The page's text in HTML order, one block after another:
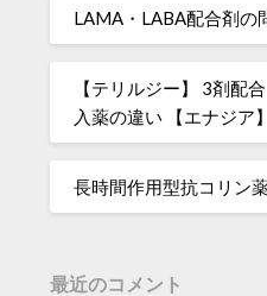
LAMA・LABA配合剤の
【テリルジー】 3剤配
入薬の違い 【エナジア】
長時間作用型抗コリン
最近のコメント